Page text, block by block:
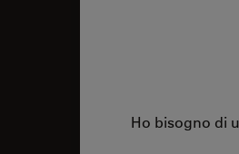
Ho bisogno di